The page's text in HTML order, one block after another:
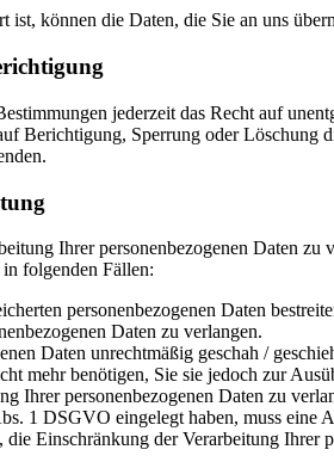
können die Daten, die Sie an uns
jederzeit das Recht auf
Berichtigung, Sperrung oder Löschung
Ihrer personenbezogenen Daten
folgenden Fällen:
personenbezogenen Daten
Daten zu verlangen.
Daten unrechtmäßig geschah /
mehr benötigen, Sie sie jedoch zur
Ihrer personenbezogenen Daten zu
1 DSGVO eingelegt haben, muss eine
Einschränkung der Verarbeitung Ihrer